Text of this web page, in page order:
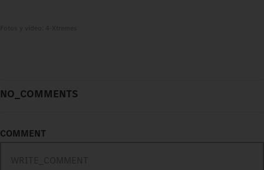
NO_COMMENTS
COMMENT